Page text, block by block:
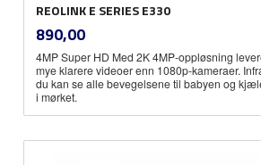
REOLINK E SERIES E330
Pris
890,00mva.
4MP Super HD Med 2K 4MP-oppløsning
mye klarere videoer enn 1080p-kameraer.
du kan se alle bevegelsene til babyen og
i mørket.